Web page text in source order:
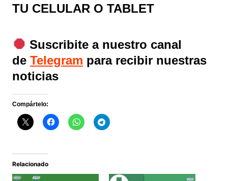
TU CELULAR O TABLET
Suscribite a nuestro canal
de Telegram para recibir nuestras
noticias
Compártelo:
Relacionado